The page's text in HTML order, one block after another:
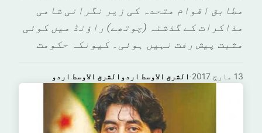
مطابق اقوام متحدہ کی زیر نگرانی شامی
مذاکرات کے گذشتہ (چوتھے) راؤنڈ میں کوئی
مثبت پیش رفت نہیں ہوئی۔ کیونکہ حکومت
الشرق الاوسط اردوالشرق الاوسط اردو · 13 مارچ 2017